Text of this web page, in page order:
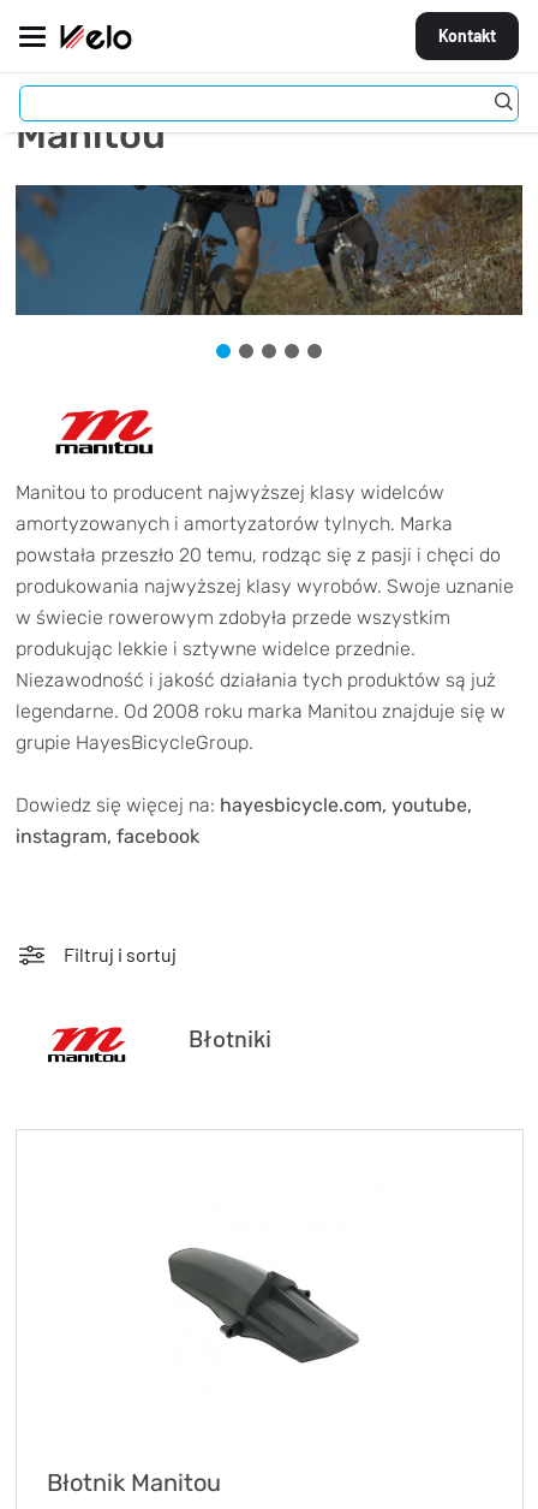
Kontakt
MARKI
ROWERY
CZĘŚCI
AKCESORIA
Kup bon podarunkowy
OGUMIENIE
zakupy!
KOŁA
TRENING
WYPRZEDAŻ
OUTLET
KryptoFlex Key Cable
89,00 zł*
NOWOŚCI
BONY
KONTAKT
Manitou
Manitou to producent najwyższej klasy widelców
amortyzowanych i amortyzatorów tylnych. Marka
powstała przeszło 20 temu, rodząc się z pasji i chęci do
produkowania najwyższej klasy wyrobów. Swoje uznanie
w świecie rowerowym zdobyła przede wszystkim
produkując lekkie i sztywne widelce przednie.
Niezawodność i jakość działania tych produktów są już
legendarne. Od 2008 roku marka Manitou znajduje się w
grupie HayesBicycleGroup.
Dowiedz się więcej na: hayesbicycle.com, youtube,
instagram, facebook
Filtruj i sortuj
Błotniki
Błotnik Manitou